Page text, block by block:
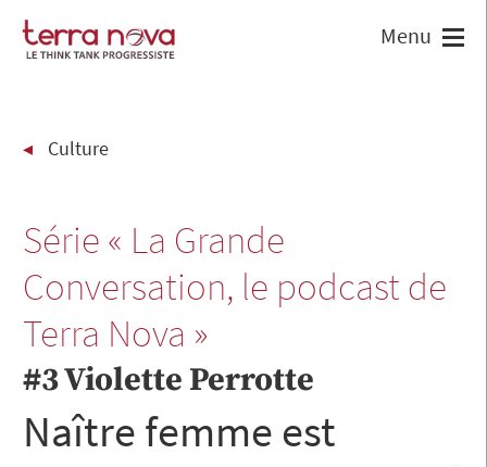
Culture
Série « La Grande
Conversation, le podcast de
Terra Nova »
#3 Violette Perrotte
Naître femme est